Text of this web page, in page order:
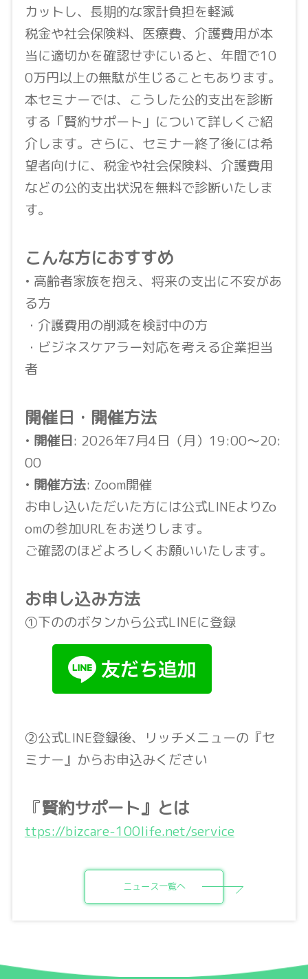
カットし、長期的な家計負担を軽減
税金や社会保険料、医療費、介護費用が本
当に適切かを確認せずにいると、年間で10
0万円以上の無駄が生じることもあります。
本セミナーでは、こうした公的支出を診断
する「賢約サポート」について詳しくご紹
介します。さらに、セミナー終了後には希
望者向けに、税金や社会保険料、介護費用
などの公的支出状況を無料で診断いたしま
す。
こんな方におすすめ
• 高齢者家族を抱え、将来の支出に不安があ
る方
・介護費用の削減を検討中の方
・ビジネスケアラー対応を考える企業担当
者
開催日・開催方法
• 開催日: 2026年7月4日（月）19:00〜20:
00
• 開催方法: Zoom開催
お申し込いただいた方には公式LINEよりZo
omの参加URLをお送りします。
ご確認のほどよろしくお願いいたします。
お申し込み方法
①下ののボタンから公式LINEに登録
②公式LINE登録後、リッチメニューの『セ
ミナー』からお申込みください
『賢約サポート』とは
ttps://bizcare-100life.net/service
ニュース一覧へ